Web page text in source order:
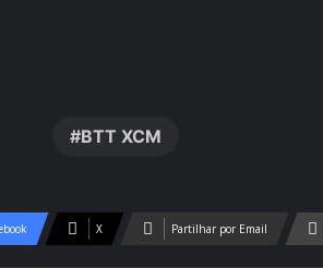
BTT XCM
X Partilhar por Email